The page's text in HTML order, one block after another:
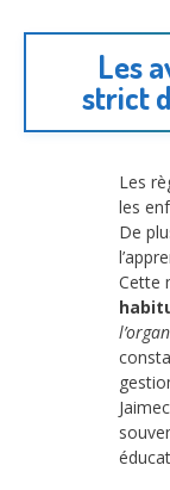
Les
strict
Les
les
De
Cette